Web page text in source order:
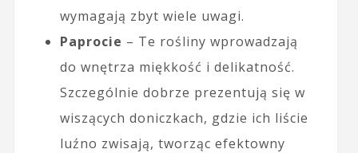
wymagają zbyt wiele uwagi.
Paprocie – Te rośliny wprowadzają
do wnętrza miękkość i delikatność.
Szczególnie dobrze prezentują się w
wiszących doniczkach, gdzie ich liście
luźno zwisają, tworząc efektowny